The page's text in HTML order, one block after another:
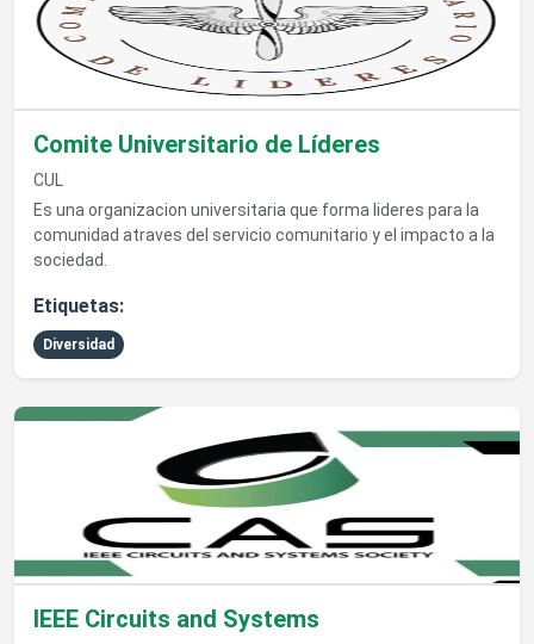
Comite Universitario de Líderes
CUL
Es una organizacion universitaria que forma lideres para la
comunidad atraves del servicio comunitario y el impacto a la
sociedad.
Etiquetas:
Diversidad
Ver detalles de IEEE Circuits and Systems
IEEE Circuits and Systems